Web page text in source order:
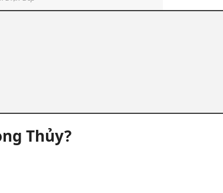
Thủy?